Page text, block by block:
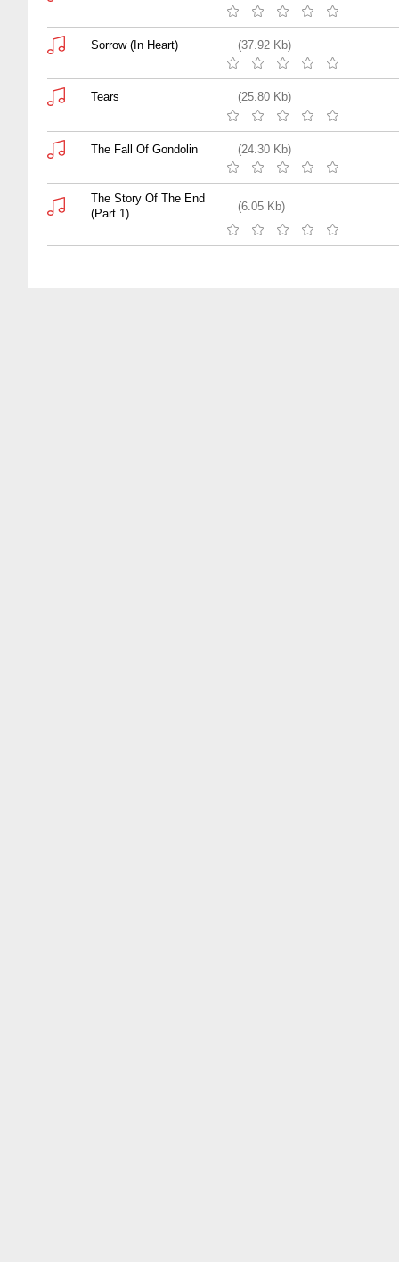
Sorrow (In Heart) (37.92 Kb)
Tears (25.80 Kb)
The Fall Of Gondolin (24.30 Kb)
The Story Of The End
(Part 1)
(6.05 Kb)